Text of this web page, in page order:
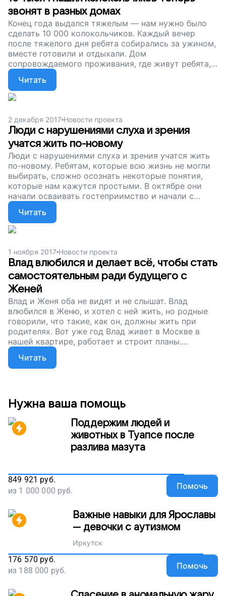
звонят в разных домах
Конец года выдался тяжелым — нам нужно было
сделать 10 000 колокольчиков. Каждый вечер
после тяжелого дня ребята собирались за ужином,
вместе готовили и отдыхали. Дом
сопровождаемого проживания, где живут ребята,
существует на пожертвования. Помогите Толику и
Даше жить самостоятельно и независимо,
поддержите наш проект!
Читать
2 декабря 2017 Новости проекта
Люди с нарушениями слуха и зрения
учатся жить по-новому
Люди с нарушениями слуха и зрения учатся жить
по-новому. Ребятам, которые всю жизнь не могли
выбирать, сложно осознать некоторые понятия,
которые нам кажутся простыми. В октябре они
начали осваивать гостеприимство и начали с
самых азов. А сейчас мы продолжаем собирать
деньги на работу нашего центра сопровождаемого
проживания: нужно еще 100 000 рублей, чтобы
центр мог проработать следующие полгода.
жить свободно, поддержите наш проект!
Читать
1 ноября 2017 Новости проекта
Влад влюбился и делает всё, чтобы стать
самостоятельным ради будущего с
Женей
Влад и Женя оба не видят и не слышат. Влад
влюбился в Женю, и хотел с ней жить, но родные
говорили, что такие, как он, должны жить при
родителях. Вот уже год Влад живет в Москве в
нашей квартире, работает и строит планы.
Поддержите наш центр сопровождаемого
проживания: помогите людям с нарушениями
здоровья ощутить себя самостоятельными
Читать
Нужна ваша помощь
Поддержим людей и
животных в Туапсе после
разлива мазута
849 921 руб.
из 1 000 000 руб. Помочь
Важные навыки для Ярославы
— девочки с аутизмом
Иркутск
176 570 руб.
из 188 000 руб. Помочь